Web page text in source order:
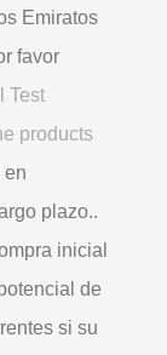
Emiratos
favor
Test
products
​​en
plazo..
inicial
de
si su